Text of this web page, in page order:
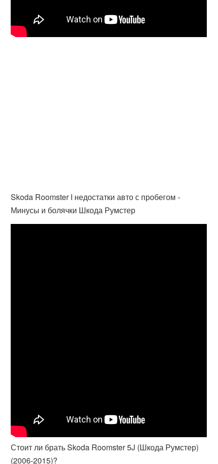
Skoda Roomster I недостатки авто с пробегом -
Минусы и болячки Шкода Румстер
Стоит ли брать Skoda Roomster 5J (Шкода Румстер)
(2006-2015)?